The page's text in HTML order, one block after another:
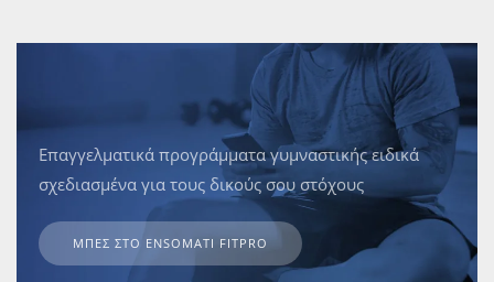
Eπαγγελματικά προγράμματα γυμναστικής ειδικά
σχεδιασμένα για τους δικούς σου στόχους
ΜΠΕΣ ΣΤΟ ENSOMATI FITPRO